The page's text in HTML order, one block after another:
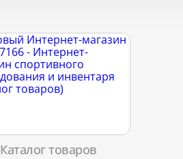
Каталог товаров